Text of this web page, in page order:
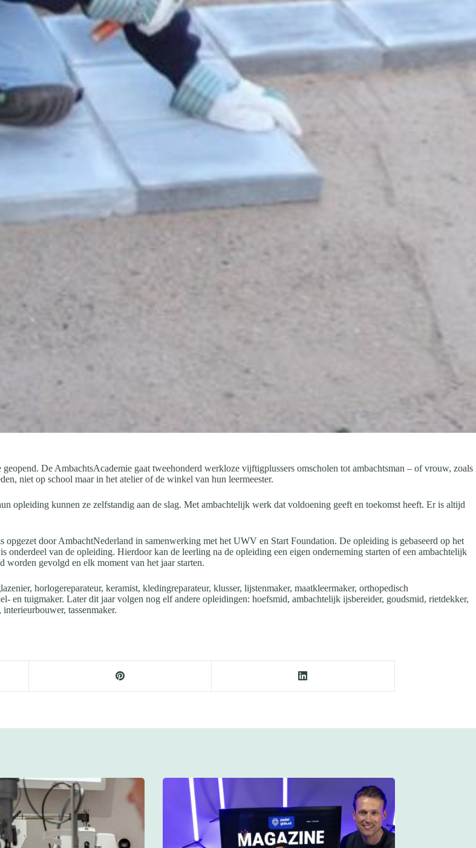
De AmbachtsAcademie gaat tweehonderd werkloze vijftigplussers omscholen tot ambachtsman – of vrouw, zoals
niet op school maar in het atelier of de winkel van hun leermeester.
opleiding kunnen ze zelfstandig aan de slag. Met ambachtelijk werk dat voldoening geeft en toekomst heeft. Er is altijd
door AmbachtNederland in samenwerking met het UWV en Start Foundation. De opleiding is gebaseerd op het
onderdeel van de opleiding. Hierdoor kan de leerling na de opleiding een eigen onderneming starten of een ambachtelijk
gevolgd en elk moment van het jaar starten.
horlogereparateur, keramist, kledingreparateur, klusser, lijstenmaker, maatkleermaker, orthopedisch
en tuigmaker. Later dit jaar volgen nog elf andere opleidingen: hoefsmid, ambachtelijk ijsbereider, goudsmid, rietdekker,
tassenmaker.